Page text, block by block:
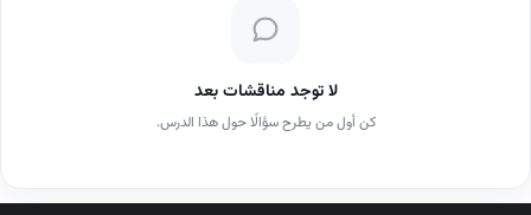
لا توجد مناقشات بعد
كن أول من يطرح سؤالًا حول هذا الدرس.